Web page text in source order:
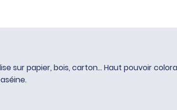
sur papier, bois, carton… Haut pouvoir